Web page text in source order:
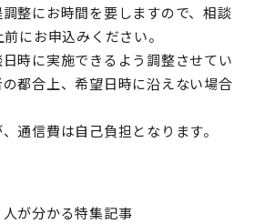
整にお時間を要しますので、相談
にお申込みください。
時に実施できるよう調整させてい
都合上、希望日時に沿えない場合
通信費は自己負担となります。
が分かる特集記事